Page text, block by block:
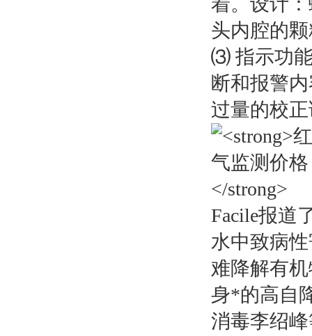
头内腔的
⑶ 指示功
断和报警
过量的校
Facile报道
水中致病
难降解有
身*的高自
消毒李绍